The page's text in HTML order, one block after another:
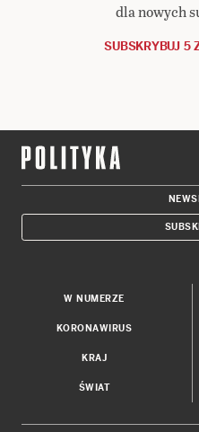
dla nowych
SUBSKRYBUJ 5
W NUMERZE
KORONAWIRUS
KRAJ
ŚWIAT